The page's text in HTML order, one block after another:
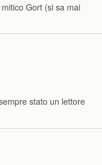
Gort (si sa mai
stato un lettore